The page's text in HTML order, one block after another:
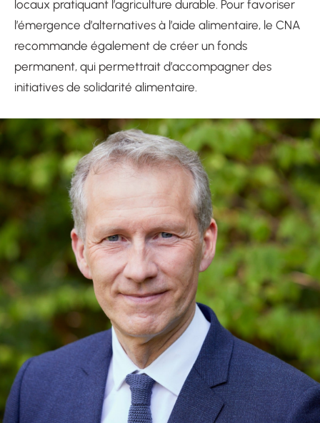
locaux pratiquant l’agriculture durable. Pour favoriser
l’émergence d’alternatives à l’aide alimentaire, le CNA
recommande également de créer un fonds
permanent, qui permettrait d’accompagner des
initiatives de solidarité alimentaire.